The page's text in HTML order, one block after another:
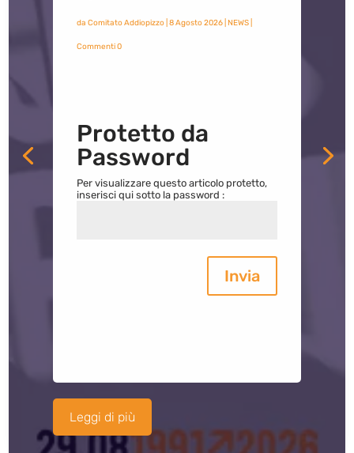
da Comitato Addiopizzo| 8 Agosto 2026| NEWS|
Commenti 0
Protetto da
Password
Per visualizzare questo articolo protetto,
inserisci qui sotto la password :
Invia
Leggi di più